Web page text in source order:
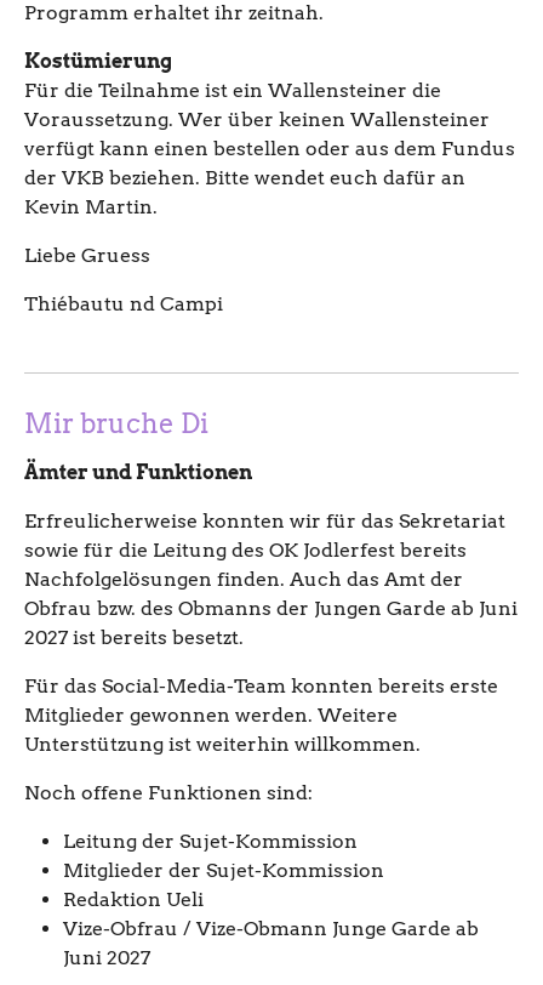
Programm erhaltet ihr zeitnah.
Kostümierung
Für die Teilnahme ist ein Wallensteiner die
Voraussetzung. Wer über keinen Wallensteiner
verfügt kann einen bestellen oder aus dem Fundus
der VKB beziehen. Bitte wendet euch dafür an
Kevin Martin.
Liebe Gruess
Thiébautu nd Campi
Mir bruche Di
Ämter und Funktionen
Erfreulicherweise konnten wir für das Sekretariat
sowie für die Leitung des OK Jodlerfest bereits
Nachfolgelösungen finden. Auch das Amt der
Obfrau bzw. des Obmanns der Jungen Garde ab Juni
2027 ist bereits besetzt.
Für das Social-Media-Team konnten bereits erste
Mitglieder gewonnen werden. Weitere
Unterstützung ist weiterhin willkommen.
Noch offene Funktionen sind:
Leitung der Sujet-Kommission
Mitglieder der Sujet-Kommission
Redaktion Ueli
Vize-Obfrau / Vize-Obmann Junge Garde ab
Juni 2027